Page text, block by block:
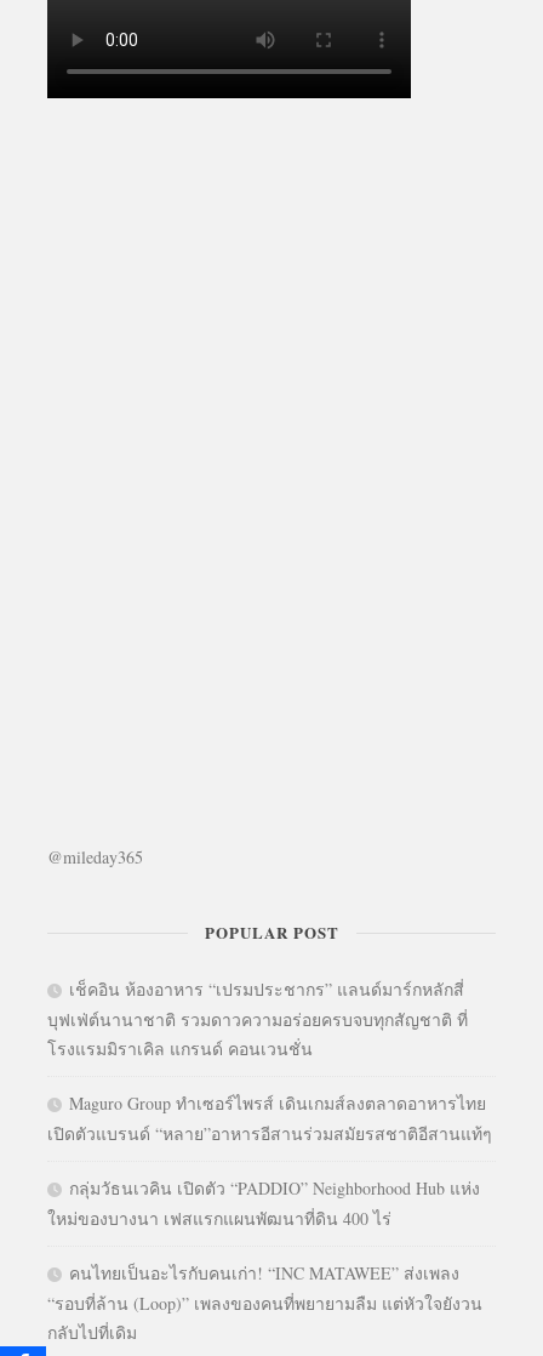
@mileday365
POPULAR POST
เช็คอิน ห้องอาหาร “เปรมประชากร” แลนด์มาร์กหลักสี่
บุฟเฟ่ต์นานาชาติ รวมดาวความอร่อยครบจบทุกสัญชาติ ที่
โรงแรมมิราเคิล แกรนด์ คอนเวนชั่น
Maguro Group ทำเซอร์ไพรส์ เดินเกมส์ลงตลาดอาหารไทย
เปิดตัวแบรนด์ “หลาย”อาหารอีสานร่วมสมัยรสชาติอีสานแท้ๆ
กลุ่มวัธนเวคิน เปิดตัว “PADDIO” Neighborhood Hub แห่ง
ใหม่ของบางนา เฟสแรกแผนพัฒนาที่ดิน 400 ไร่
คนไทยเป็นอะไรกับคนเก่า! “INC MATAWEE” ส่งเพลง
“รอบที่ล้าน (Loop)” เพลงของคนที่พยายามลืม แต่หัวใจยังวน
กลับไปที่เดิม